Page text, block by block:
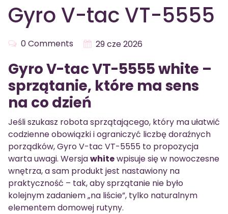
Gyro V-tac VT-5555
0 Comments 29 cze 2026
Gyro V-tac VT-5555 white –
sprzątanie, które ma sens
na co dzień
Jeśli szukasz robota sprzątającego, który ma ułatwić
codzienne obowiązki i ograniczyć liczbę doraźnych
porządków, Gyro V-tac VT-5555 to propozycja
warta uwagi. Wersjawhitewpisuje się w nowoczesne
wnętrza, a sam produkt jest nastawiony na
praktyczność – tak, aby sprzątanie nie było
kolejnym zadaniem „na liście”, tylko naturalnym
elementem domowej rutyny.